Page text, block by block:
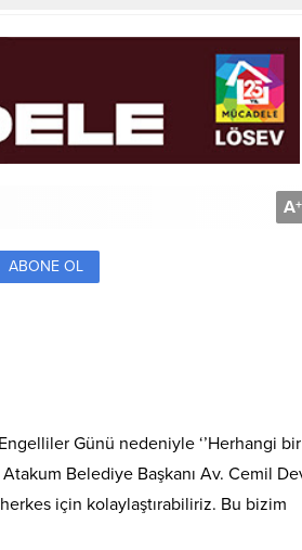
A+
ABONE OL
Günü nedeniyle ‘’Herhangi bir
Atakum Belediye Başkanı Av. Cemil
için kolaylaştırabiliriz. Bu bizim